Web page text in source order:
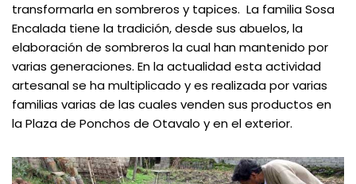
transformarla en sombreros y tapices. ​​ La familia Sosa
Encalada tiene la tradición, desde sus abuelos, la
elaboración de sombreros la cual han mantenido por
varias generaciones. En la actualidad esta actividad
artesanal se ha multiplicado y es realizada por varias
familias varias de las cuales venden sus productos en
la Plaza de Ponchos de Otavalo y en el exterior.